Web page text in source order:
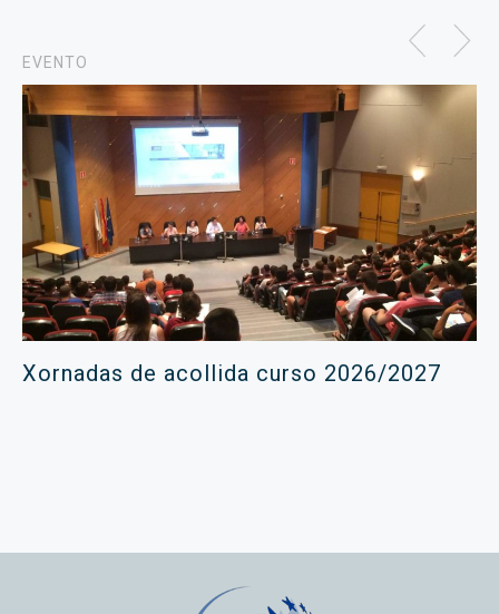
EVENTO
Xornadas de acollida curso 2026/2027